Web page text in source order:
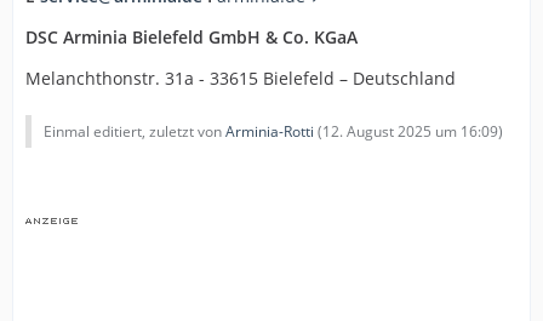
DSC Arminia Bielefeld GmbH & Co. KGaA
Melanchthonstr. 31a - 33615 Bielefeld – Deutschland
Einmal editiert, zuletzt vonArminia-Rotti (12. August 2025 um 16:09)